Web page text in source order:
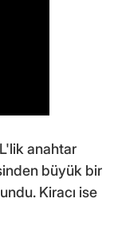
anahtar
büyük bir
Kiracı ise